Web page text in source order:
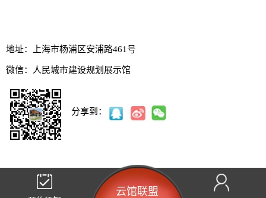
地址：上海市杨浦区安浦路461号
微信： 人民城市建设规划展示馆
分享到：
云馆联盟